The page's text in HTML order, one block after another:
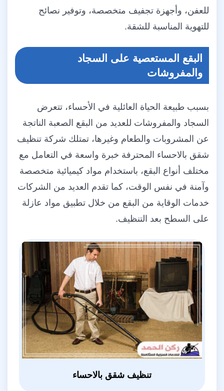
للعفن، وأجهزة تجفيف متخصصة، وتوفير نصائح
للتهوية المناسبة للشقة.
البقع المستعصية على السجاد
والمفروشات
بسبب طبيعة الحياة العائلية في الأحساء، تتعرض
السجاد والمفروشات للعديد من البقع الصعبة الناتجة
عن المشروبات والطعام وغيرها، تمتلك شركة تنظيف
شقق بالاحساء المحترفة خبرة واسعة في التعامل مع
مختلف أنواع البقع، باستخدام مواد كيميائية متخصصة
وآمنة في نفس الوقت، كما تقدم العديد من الشركات
خدمات الوقاية من البقع من خلال تطبيق مواد عازلة
على السطح بعد التنظيف.
تنظيف شقق بالاحساء